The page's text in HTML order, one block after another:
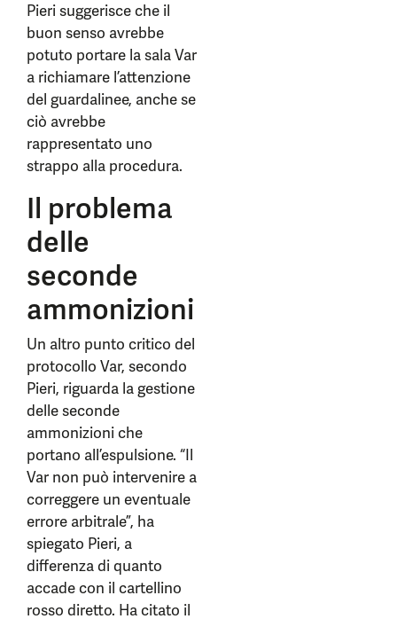
Pieri suggerisce che il
buon senso avrebbe
potuto portare la sala Var
a richiamare l’attenzione
del guardalinee, anche se
ciò avrebbe
rappresentato uno
strappo alla procedura.
Il problema
delle
seconde
ammonizioni
Un altro punto critico del
protocollo Var, secondo
Pieri, riguarda la gestione
delle seconde
ammonizioni che
portano all’espulsione. “Il
Var non può intervenire a
correggere un eventuale
errore arbitrale”, ha
spiegato Pieri, a
differenza di quanto
accade con il cartellino
rosso diretto. Ha citato il